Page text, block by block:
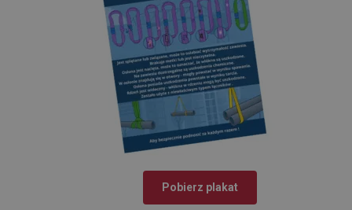
Pobierz plakat